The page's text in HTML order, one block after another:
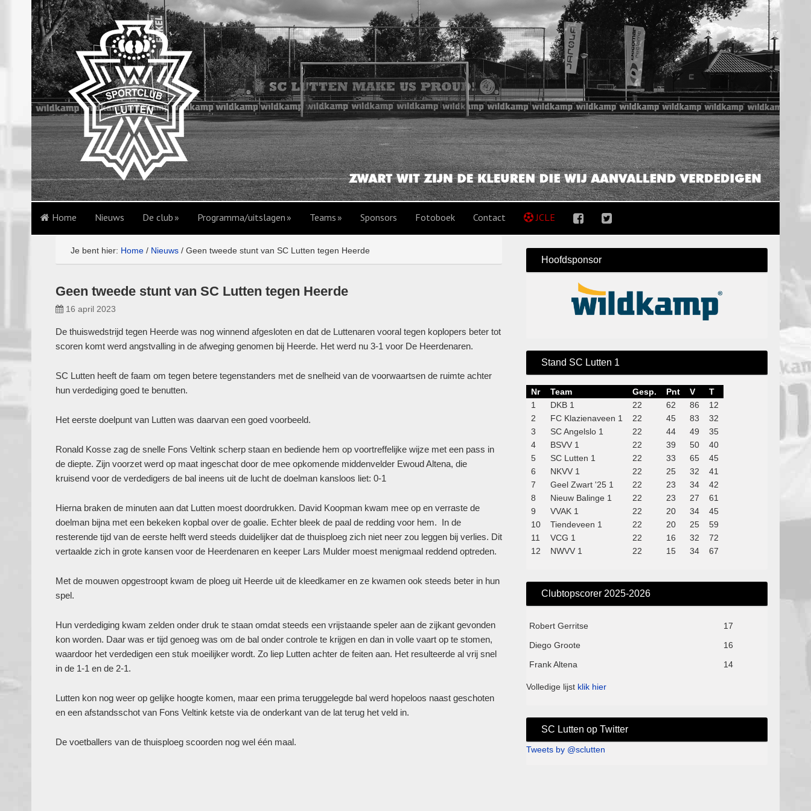
Home Nieuws De club Programma/uitslagen Teams Sponsors Fotoboek Contact JCLE
Je bent hier: Home / Nieuws / Geen tweede stunt van SC Lutten tegen Heerde
Geen tweede stunt van SC Lutten tegen Heerde
16 april 2023
De thuiswedstrijd tegen Heerde was nog winnend afgesloten en dat de Luttenaren vooral tegen koplopers beter tot
scoren komt werd angstvalling in de afweging genomen bij Heerde. Het werd nu 3-1 voor De Heerdenaren.
SC Lutten heeft de faam om tegen betere tegenstanders met de snelheid van de voorwaartsen de ruimte achter
hun verdediging goed te benutten.
Het eerste doelpunt van Lutten was daarvan een goed voorbeeld.
Ronald Kosse zag de snelle Fons Veltink scherp staan en bediende hem op voortreffelijke wijze met een pass in
de diepte. Zijn voorzet werd op maat ingeschat door de mee opkomende middenvelder Ewoud Altena, die
kruisend voor de verdedigers de bal ineens uit de lucht de doelman kansloos liet: 0-1
Hierna braken de minuten aan dat Lutten moest doordrukken. David Koopman kwam mee op en verraste de
doelman bijna met een bekeken kopbal over de goalie. Echter bleek de paal de redding voor hem. In de
resterende tijd van de eerste helft werd steeds duidelijker dat de thuisploeg zich niet neer zou leggen bij verlies. Dit
vertaalde zich in grote kansen voor de Heerdenaren en keeper Lars Mulder moest menigmaal reddend optreden.
Met de mouwen opgestroopt kwam de ploeg uit Heerde uit de kleedkamer en ze kwamen ook steeds beter in hun
spel.
Hun verdediging kwam zelden onder druk te staan omdat steeds een vrijstaande speler aan de zijkant gevonden
kon worden. Daar was er tijd genoeg was om de bal onder controle te krijgen en dan in volle vaart op te stomen,
waardoor het verdedigen een stuk moeilijker wordt. Zo liep Lutten achter de feiten aan. Het resulteerde al vrij snel
in de 1-1 en de 2-1.
Lutten kon nog weer op gelijke hoogte komen, maar een prima teruggelegde bal werd hopeloos naast geschoten
en een afstandsschot van Fons Veltink ketste via de onderkant van de lat terug het veld in.
De voetballers van de thuisploeg scoorden nog wel één maal.
Hoofdsponsor
Stand SC Lutten 1
Nr Team Gesp. Pnt V
T
1
DKB 1 22 62 86
12
2
FC Klazienaveen 1 22 45 83
32
3
SC Angelslo 1 22 44 49
35
4
BSVV 1 22 39 50
40
5
SC Lutten 1 22 33 65
45
6
NKVV 1 22 25 32
41
7
Geel Zwart '25 1 22 23 34
42
8
Nieuw Balinge 1 22 23 27
61
9
VVAK 1 22 20 34
45
10
Tiendeveen 1 22 20 25
59
11
VCG 1 22 16 32
72
12
NWVV 1 22 15 34 67
Clubtopscorer 2025-2026
Robert Gerritse
17
Diego Groote
16
Frank Altena
14
Volledige lijst klik hier
SC Lutten op Twitter
Tweets by @sclutten